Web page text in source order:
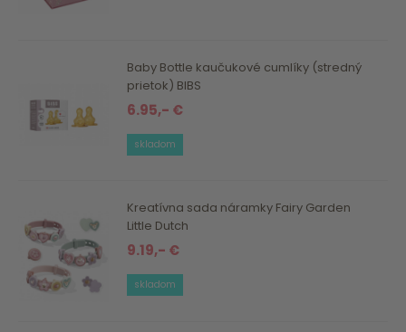
Baby Bottle kaučukové cumlíky (stredný
prietok) BIBS
6.95,- €
skladom
Kreatívna sada náramky Fairy Garden
Little Dutch
9.19,- €
skladom